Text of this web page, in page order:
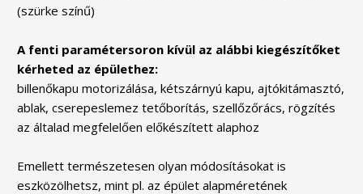
(szürke színű)
A fenti paramétersoron kívül az alábbi kiegészítőket
kérheted az épülethez:
billenőkapu motorizálása, kétszárnyú kapu, ajtókitámasztó,
ablak, cserepeslemez tetőborítás, szellőzőrács, rögzítés
az általad megfelelően előkészített alaphoz
Emellett természetesen olyan módosításokat is
eszközölhetsz, mint pl. az épület alapméretének